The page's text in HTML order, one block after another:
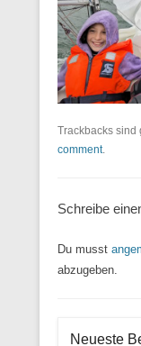
Trackbacks sind
comment.
Schreibe
Du musst
abzugeben.
Neueste